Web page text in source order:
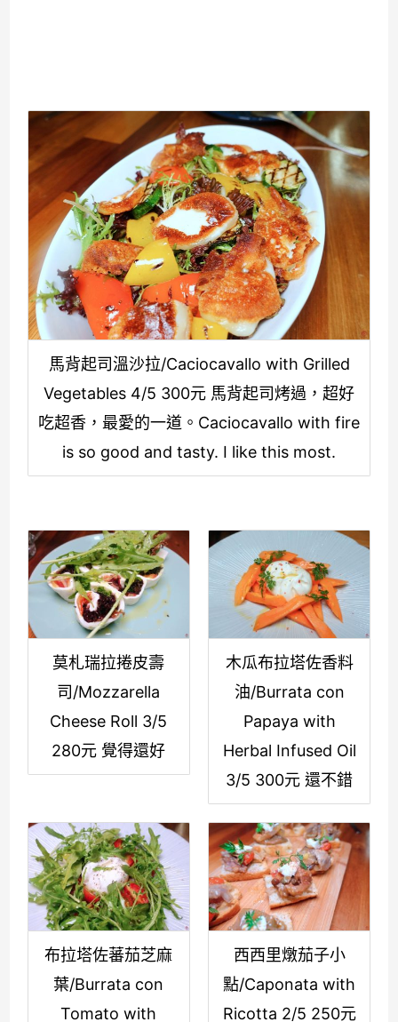
馬背起司溫沙拉/Caciocavallo with Grilled
Vegetables 4/5 300元 馬背起司烤過，超好
吃超香，最愛的一道。Caciocavallo with fire
is so good and tasty. I like this most.
莫札瑞拉捲皮壽
司/Mozzarella
Cheese Roll 3/5
280元 覺得還好
木瓜布拉塔佐香料
油/Burrata con
Papaya with
Herbal Infused Oil
3/5 300元 還不錯
布拉塔佐蕃茄芝麻
葉/Burrata con
Tomato with
西西里燉茄子小
點/Caponata with
Ricotta 2/5 250元